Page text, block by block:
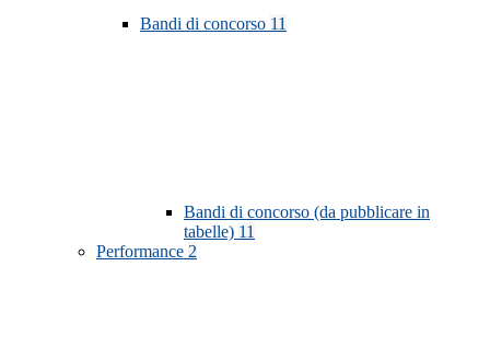
Bandi di concorso 11
Bandi di concorso (da pubblicare in
tabelle) 11
Performance 2